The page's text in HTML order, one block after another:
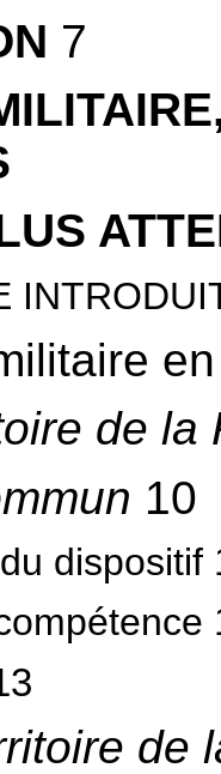
7
de la
10
dispositif
de